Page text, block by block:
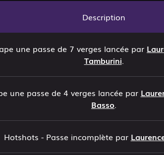
Description
une passe de 7 verges lancée par
Tamburini.
une passe de 4 verges lancée par
Basso.
Hotshots - Passe incomplète par